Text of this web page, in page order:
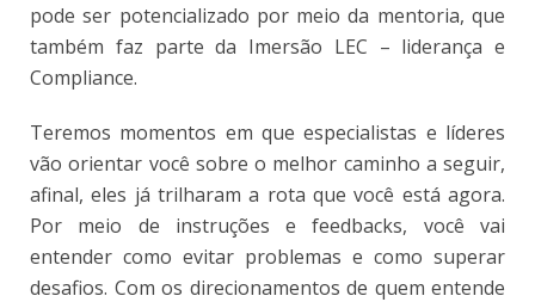
pode ser potencializado por meio da mentoria, que
também faz parte da Imersão LEC – liderança e
Compliance.
Teremos momentos em que especialistas e líderes
vão orientar você sobre o melhor caminho a seguir,
afinal, eles já trilharam a rota que você está agora.
Por meio de instruções e feedbacks, você vai
entender como evitar problemas e como superar
desafios. Com os direcionamentos de quem entende